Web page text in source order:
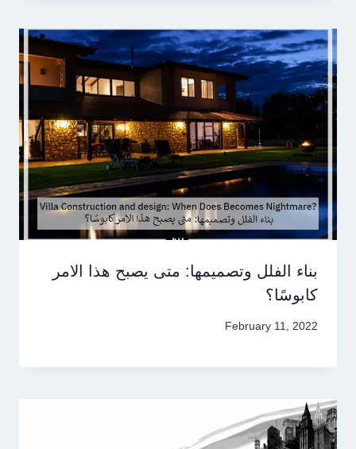
بناء الفلل وتصميمها: متى يصبح هذا الامر
كابوسًا؟
February 11, 2022